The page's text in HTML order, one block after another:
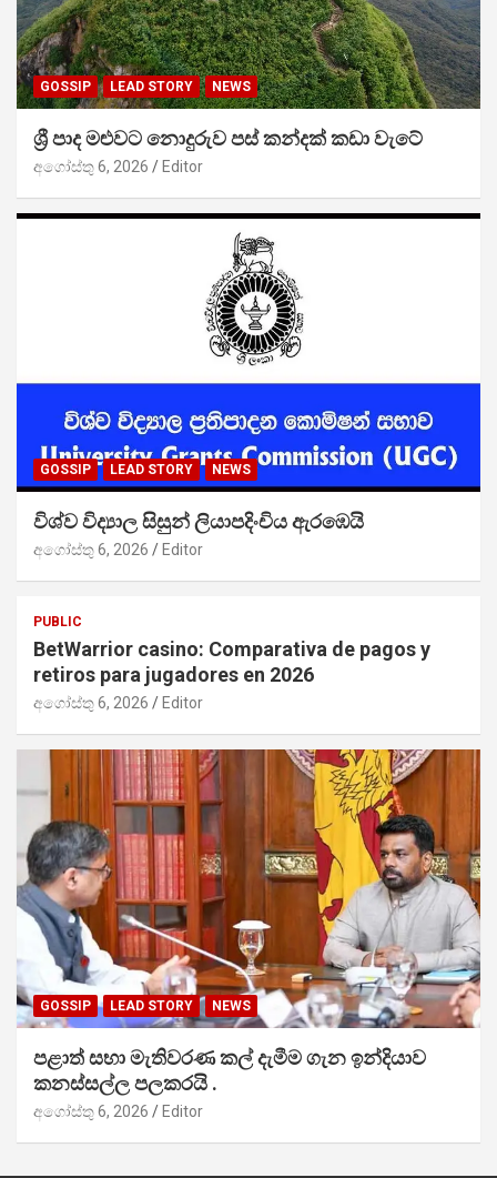
GOSSIP LEAD STORY NEWS
ශ්‍රී පාද මළුවට නොදුරුව පස් කන්දක් කඩා වැටේ
අගෝස්තු 6, 2026 Editor
GOSSIP LEAD STORY NEWS
විශ්ව විද්‍යාල සිසුන් ලියාපදිංචිය ඇරඹෙයි
අගෝස්තු 6, 2026 Editor
PUBLIC
BetWarrior casino: Comparativa de pagos y
retiros para jugadores en 2026
අගෝස්තු 6, 2026 Editor
GOSSIP LEAD STORY NEWS
පළාත් සභා මැතිවරණ කල් දැමීම ගැන ඉන්දියාව
කනස්සල්ල පලකරයි .
අගෝස්තු 6, 2026 Editor